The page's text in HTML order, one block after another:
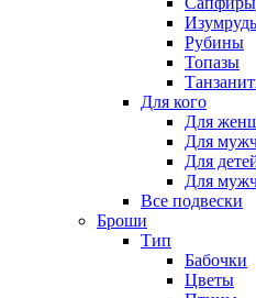
Рубины
Топазы
Для кого
Для
Для
Для
Для
Все подвески
Броши
Тип
Бабочки
Цветы